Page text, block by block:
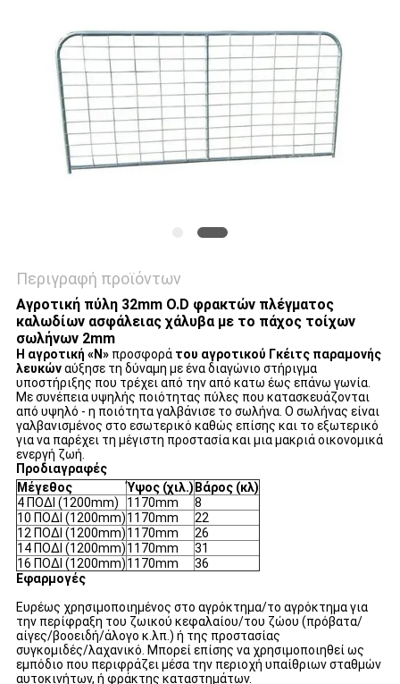
Περιγραφή προϊόντων
Αγροτική πύλη 32mm O.D φρακτών πλέγματος
καλωδίων ασφάλειας χάλυβα με το πάχος τοίχων
σωλήνων 2mm
Η αγροτική «Ν»προσφορά του αγροτικού Γκέιτς παραμονής
λευκώναύξησε τη δύναμη με ένα διαγώνιο στήριγμα
υποστήριξης που τρέχει από την από κατω έως επάνω γωνία.
Με συνέπεια υψηλής ποιότητας πύλες που κατασκευάζονται
από υψηλό - η ποιότητα γαλβάνισε το σωλήνα. Ο σωλήνας είναι
γαλβανισμένος στο εσωτερικό καθώς επίσης και το εξωτερικό
για να παρέχει τη μέγιστη προστασία και μια μακριά οικονομικά
ενεργή ζωή.
Προδιαγραφές
Μέγεθος
Ύψος (χιλ.) Βάρος (κλ)
4 ΠΟΔΙ (1200mm)
1170mm
8
10 ΠΟΔΙ (1200mm)1170mm
22
12 ΠΟΔΙ (1200mm)1170mm
26
14 ΠΟΔΙ (1200mm)1170mm
31
16 ΠΟΔΙ (1200mm)1170mm
36
Εφαρμογές
Ευρέως χρησιμοποιημένος στο αγρόκτημα/το αγρόκτημα για
την περίφραξη του ζωικού κεφαλαίου/του ζώου (πρόβατα/
αίγες/βοοειδή/άλογο κ.λπ.) ή της προστασίας
συγκομιδές/λαχανικό. Μπορεί επίσης να χρησιμοποιηθεί ως
εμπόδιο που περιφράζει μέσα την περιοχή υπαίθριων σταθμών
αυτοκινήτων, ή φράκτης καταστημάτων.